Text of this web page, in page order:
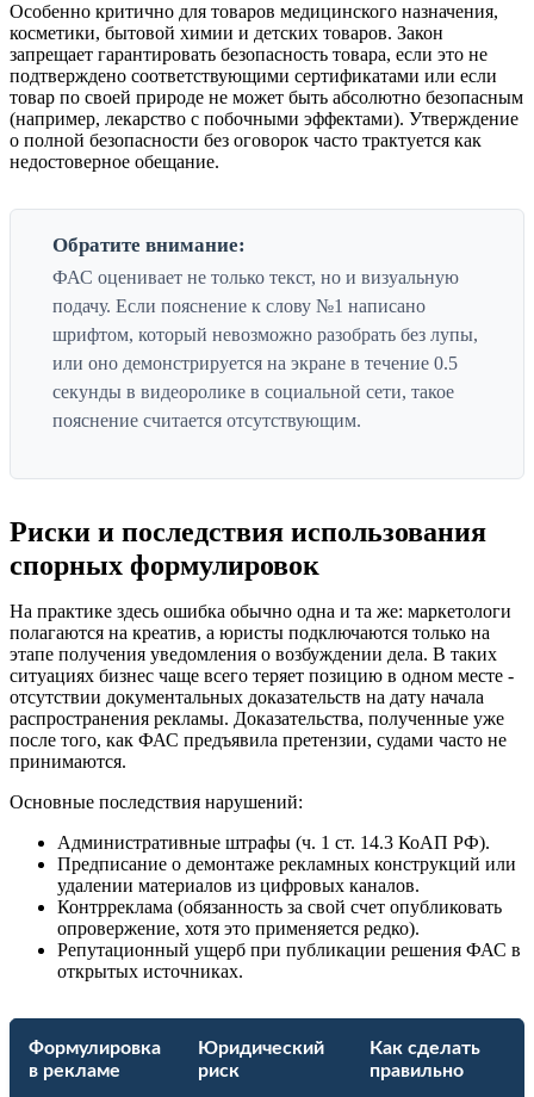
Особенно критично для товаров медицинского назначения,
косметики, бытовой химии и детских товаров. Закон
запрещает гарантировать безопасность товара, если это не
подтверждено соответствующими сертификатами или если
товар по своей природе не может быть абсолютно безопасным
(например, лекарство с побочными эффектами). Утверждение
о полной безопасности без оговорок часто трактуется как
недостоверное обещание.
Обратите внимание:
ФАС оценивает не только текст, но и визуальную
подачу. Если пояснение к слову №1 написано
шрифтом, который невозможно разобрать без лупы,
или оно демонстрируется на экране в течение 0.5
секунды в видеоролике в социальной сети, такое
пояснение считается отсутствующим.
Риски и последствия использования
спорных формулировок
На практике здесь ошибка обычно одна и та же: маркетологи
полагаются на креатив, а юристы подключаются только на
этапе получения уведомления о возбуждении дела. В таких
ситуациях бизнес чаще всего теряет позицию в одном месте -
отсутствии документальных доказательств на дату начала
распространения рекламы. Доказательства, полученные уже
после того, как ФАС предъявила претензии, судами часто не
принимаются.
Основные последствия нарушений:
Административные штрафы (ч. 1 ст. 14.3 КоАП РФ).
Предписание о демонтаже рекламных конструкций или
удалении материалов из цифровых каналов.
Контрреклама (обязанность за свой счет опубликовать
опровержение, хотя это применяется редко).
Репутационный ущерб при публикации решения ФАС в
открытых источниках.
Формулировка
в рекламе
Юридический
риск
Как сделать
правильно